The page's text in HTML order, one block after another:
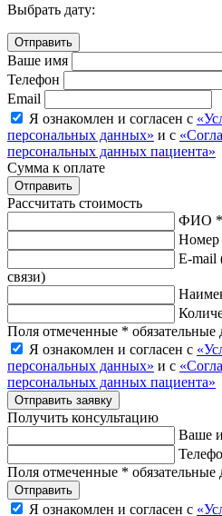
Выбрать дату:
Ваше имя
Телефон
Email
Я ознакомлен и согласен с
персональных данных» и с
персональных данных пациента»
Сумма к оплате
Рассчитать стоимость
ФИО *
Номер
E-mail
связи)
Поля отмеченные * обязательные
Я ознакомлен и согласен с
персональных данных» и с
персональных данных пациента»
Отправить заявку
Получить консультацию
Ваше
Поля отмеченные * обязательные
Отправить
Я ознакомлен и согласен с